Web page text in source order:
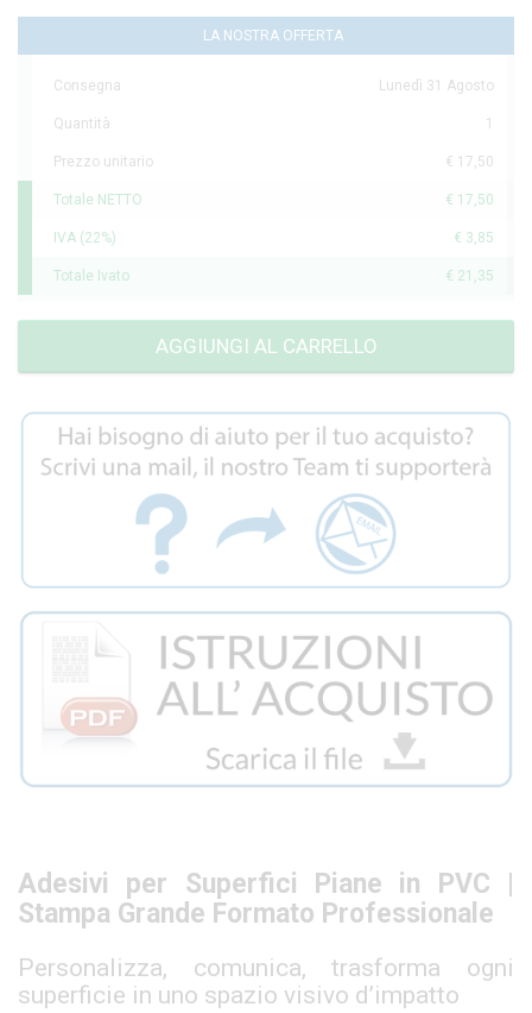
LA NOSTRA OFFERTA
Consegna Lunedì 31 Agosto
Quantità 1
Prezzo unitario € 17,50
Totale NETTO € 17,50
IVA (22%) € 3,85
Totale Ivato € 21,35
AGGIUNGI AL CARRELLO
Adesivi per Superfici Piane in PVC |
Stampa Grande Formato Professionale
Personalizza, comunica, trasforma ogni
superficie in uno spazio visivo d’impatto